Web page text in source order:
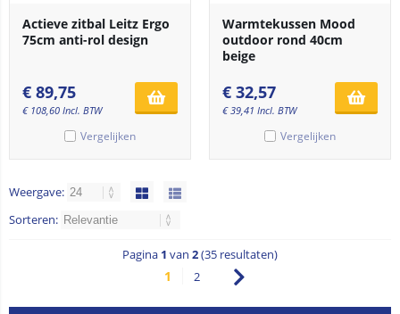
Actieve zitbal Leitz Ergo
75cm anti-rol design
€ 89,75
€ 108,60 Incl. BTW
Vergelijken
Warmtekussen Mood
outdoor rond 40cm
beige
€ 32,57
€39,41 Incl. BTW
Vergelijken
Weergave:
Sorteren:
Pagina 1 van 2(35 resultaten)
1 2